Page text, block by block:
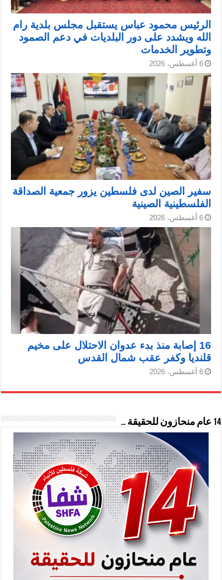
الرئيس محمود عباس يستقبل مجلس بلدية رام
الله ويشدد على دور البلديات في دعم الصمود
وتطوير الخدمات
6 أغسطس، 2026
سفير الصين لدى فلسطين يزور جمعية الصداقة
الفلسطينية الصينية
6 أغسطس، 2026
16 إصابة منذ بدء عدوان الاحتلال على مخيم
قلنديا وكفر عقب شمال القدس
6 أغسطس، 2026
14 عام منحازون للحقيقة …